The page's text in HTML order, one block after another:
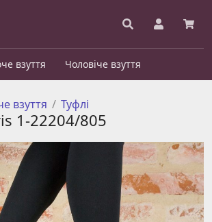
взуття Чоловіче взуття
взуття Туфлі
1-22204/805